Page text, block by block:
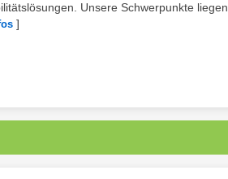
Unsere Schwerpunkte liegen
]